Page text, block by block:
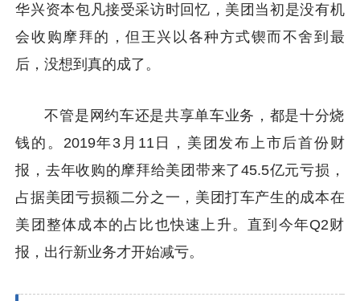
华兴资本包凡接受采访时回忆，美团当初是没有机
会收购摩拜的，但王兴以各种方式锲而不舍到最
后，没想到真的成了。
不管是网约车还是共享单车业务，都是十分烧
钱的。2019年3月11日，美团发布上市后首份财
报，去年收购的摩拜给美团带来了45.5亿元亏损，
占据美团亏损额二分之一，美团打车产生的成本在
美团整体成本的占比也快速上升。直到今年Q2财
报，出行新业务才开始减亏。